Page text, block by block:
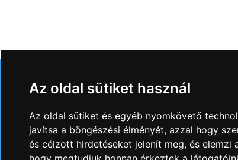
Az oldal sütiket használ
Az oldal sütiket és egyéb nyomkövető
javítsa a böngészési élményét, azzal hogy
és célzott hirdetéseket jelenít meg, és elemzi
Adatvédelmi nyilatkozat
Általános Szerződési Feltételek